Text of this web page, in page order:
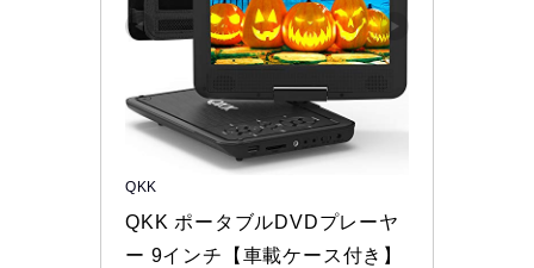
QKK
QKK ポータブルDVDプレーヤ
ー 9インチ【車載ケース付き】